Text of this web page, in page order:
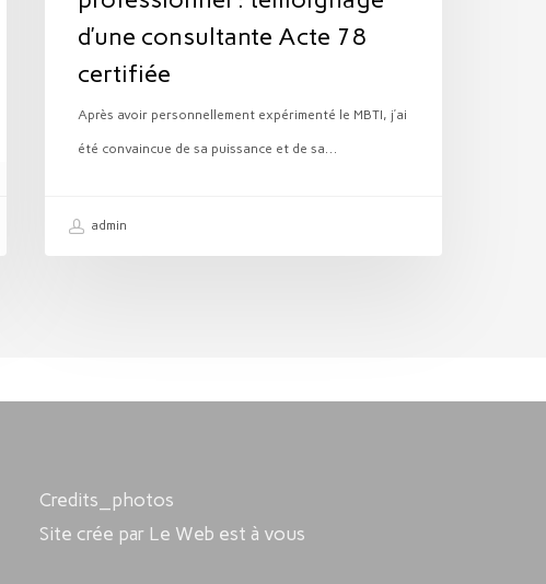
certifiée
d’une consultante Acte 78
certifiée
Après avoir personnellement expérimenté le MBTI, j’ai
été convaincue de sa puissance et de sa…
admin
Credits_photos
Site crée par Le Web est à vous